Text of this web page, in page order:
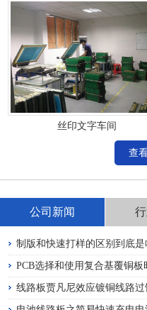
丝印文字车间
查
公司新闻
制版和快速打样的区别到底是
PCB选择和使用复合基覆铜
线路板贾凡尼效应镀铜线路过